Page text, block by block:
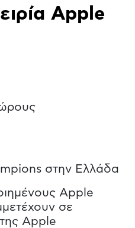
Apple
στην Ελλάδα
Apple
σε
Apple